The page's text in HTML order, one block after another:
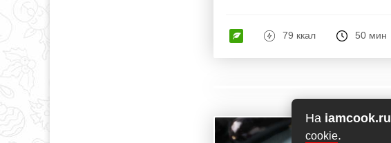
На iamcook.ru
cookie.
79 ккал 50 мин